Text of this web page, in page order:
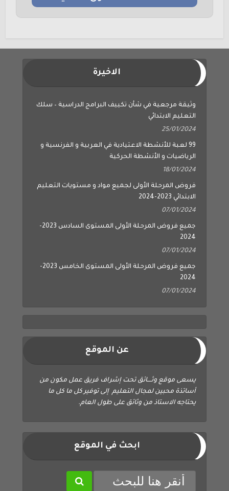
التعليم الابتدائي
25/01/2024
الرياضيات و الأنشطة الحركية
الابتدائي 2023-2024
07/01/2024
2024
2024
أساتذة محبين لمجال التعليم إلى توفير كل ما كل ما
يحتاجه الاستاذ من وثائق على طول العام.